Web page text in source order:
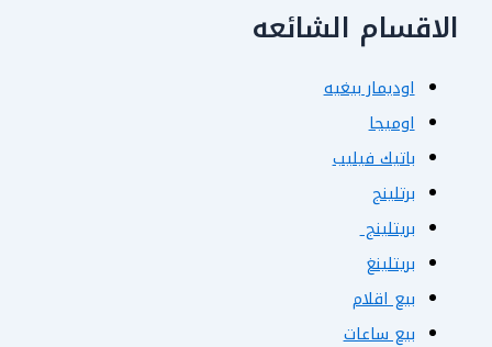
الاقسام الشائعه
اوديمار بيغيه
اوميجا
باتيك فيليب
برتلينج
بريتلينج
بريتلينغ
بيع اقلام
بيع ساعات